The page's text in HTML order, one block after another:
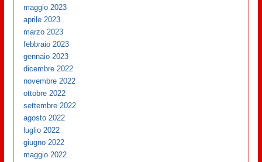
maggio 2023
aprile 2023
marzo 2023
febbraio 2023
gennaio 2023
dicembre 2022
novembre 2022
ottobre 2022
settembre 2022
agosto 2022
luglio 2022
giugno 2022
maggio 2022